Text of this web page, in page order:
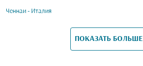
Ченнаи - Италия
ПОКАЗАТЬ БОЛЬШЕ